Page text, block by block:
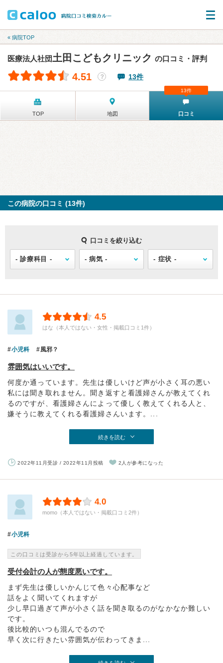
« 病院TOP
医療法人社団土田こどもクリニック の口コミ・評判
4.51 ？ 13件
TOP 地図 口コミ
13件
この病院の口コミ (13件)
口コミを絞り込む
4.5
はな（本人ではない・女性・掲載口コミ1件）
小児科 風邪？
雰囲気はいいです。
何度か通っています。先生は優しいけど声が小さく耳の悪い
私には聞き取れません。聞き返すと看護婦さんが教えてくれ
るのですが、看護婦さんによって優しく教えてくれる人と、
嫌そうに教えてくれる看護婦さんいます。...
続きを読む
2022年11月受診 / 2022年11月投稿 2人が参考になった
4.0
momo（本人ではない・掲載口コミ2件）
小児科
この口コミは受診から5年以上経過しています。
受付会計の人が態度悪いです。
まず先生は優しいかんじて色々心配事など
話をよく聞いてくれますが
少し早口過ぎて声が小さく話を聞き取るのがなかなか難しい
です。
後比較的いつも混んでるので
早く次に行きたい雰囲気が伝わってきま...